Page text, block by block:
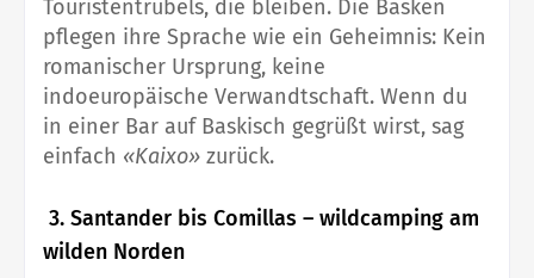
Touristentrubels, die bleiben. Die Basken
pflegen ihre Sprache wie ein Geheimnis: Kein
romanischer Ursprung, keine
indoeuropäische Verwandtschaft. Wenn du
in einer Bar auf Baskisch gegrüßt wirst, sag
einfach «Kaixo» zurück.
3. Santander bis Comillas – wildcamping am
wilden Norden